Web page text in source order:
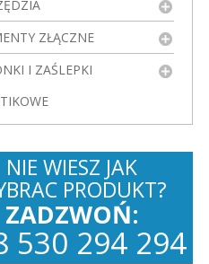
ZŁĄCZNE
I ZAŚLEPKI
NIE WIESZ JAK
PRODUKT?
ZADZWOŃ:
530 294 294